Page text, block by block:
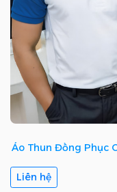
Áo Thun Đồng Phục
Liên hệ